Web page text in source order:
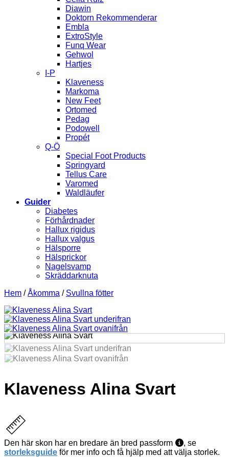
Diawin
Doktorn Rekommenderar
Embla
ExtroStyle
Funq Wear
Gehwol
Hartjes
I-P
Klaveness
Markoma
New Feet
Ortomed
Pedag
Podowell
Propét
Q-Ö
Special Foot Products
Springyard
Tellus Care
Varomed
Waldläufer
Guider
Diabetes
Förhårdnader
Hallux rigidus
Hallux valgus
Hälsporre
Hälsprickor
Nagelsvamp
Skräddarknuta
Hem / Åkomma / Svullna fötter
Klaveness Alina Svart
Den här skon har en bredare än bred passform
, se
storleksguide för mer info och få hjälp med att välja storlek.